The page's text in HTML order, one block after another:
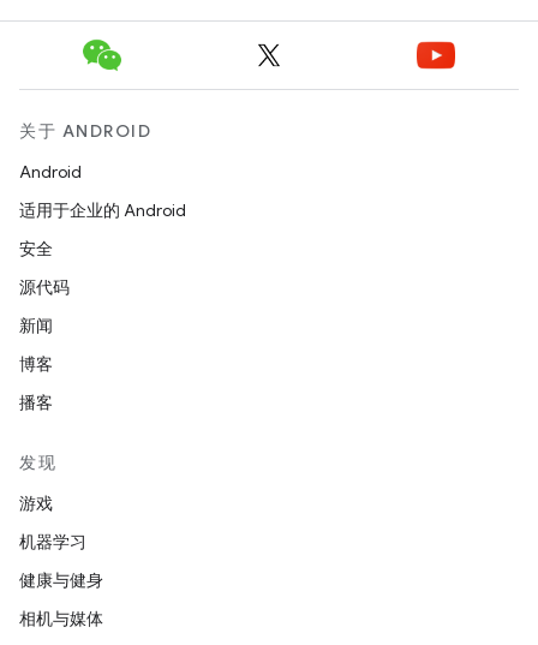
关于 ANDROID
Android
适用于企业的 Android
安全
源代码
新闻
博客
播客
发现
游戏
机器学习
健康与健身
相机与媒体